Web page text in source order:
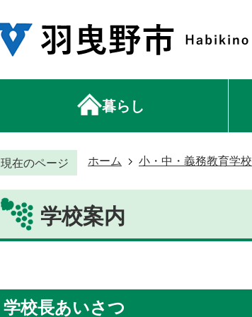
暮らし
現在のページ ホーム 小・中・義務教育学校
学校案内
学校長あいさつ